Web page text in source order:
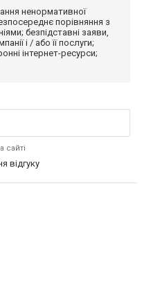
ненормативної
порівняння з
безпідставні заяви,
і / або її послуги;
інтернет-ресурси;
сайті
відгуку